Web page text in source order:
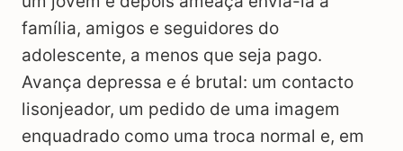
família, amigos e seguidores do
adolescente, a menos que seja pago.
Avança depressa e é brutal: um contacto
lisonjeador, um pedido de uma imagem
enquadrado como uma troca normal e, em